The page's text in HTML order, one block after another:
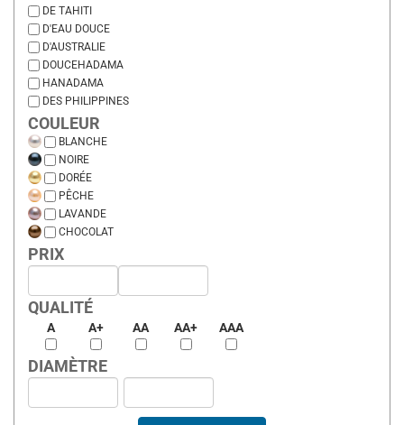
DE TAHITI
D'EAU DOUCE
D'AUSTRALIE
DOUCEHADAMA
HANADAMA
DES PHILIPPINES
COULEUR
BLANCHE
NOIRE
DORÉE
PÊCHE
LAVANDE
CHOCOLAT
PRIX
QUALITÉ
A A+ AA AA+ AAA
DIAMÈTRE